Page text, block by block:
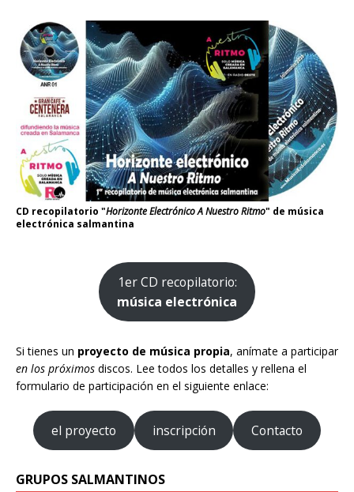
CD recopilatorio "Horizonte Electrónico A Nuestro Ritmo" de música
electrónica salmantina
1er CD recopilatorio:
música electrónica
Si tienes un proyecto de música propia, anímate a participar
en los próximos discos. Lee todos los detalles y rellena el
formulario de participación en el siguiente enlace:
el proyecto inscripción Contacto
GRUPOS SALMANTINOS